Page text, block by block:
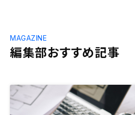
編集部おすすめ記事
MAGAZINE